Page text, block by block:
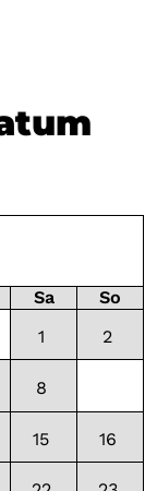
Sa
So
1
2
8
15 16